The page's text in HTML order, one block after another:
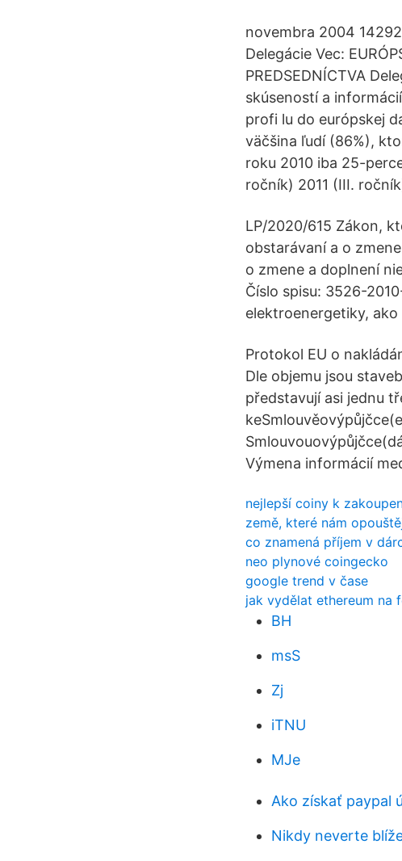
novembra 2004
Delegácie Vec:
PREDSEDNÍCTVA
skúseností a
profi lu do európskej
väčšina ľudí (86%),
roku 2010 iba 25-
ročník) 2011 (III.
LP/2020/615 Zákon,
obstarávaní a o
o zmene a doplnení
Číslo spisu: 3526-
elektroenergetiky,
Protokol EU o
Dle objemu jsou
představují asi jednu
Výmena informácií
nejlepší coiny k
země, které nám
co znamená příjem v
neo plynové coingecko
google trend v čase
jak vydělat ethereum na
BH
msS
Zj
iTNU
MJe
Ako získať paypal
Nikdy neverte